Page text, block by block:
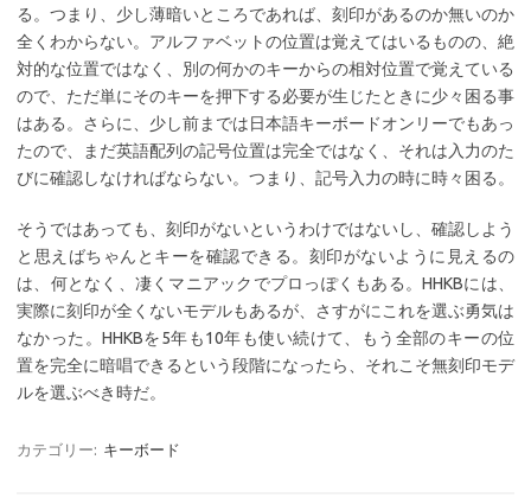
る。つまり、少し薄暗いところであれば、刻印があるのか無いのか
全くわからない。アルファベットの位置は覚えてはいるものの、絶
対的な位置ではなく、別の何かのキーからの相対位置で覚えている
ので、ただ単にそのキーを押下する必要が生じたときに少々困る事
はある。さらに、少し前までは日本語キーボードオンリーでもあっ
たので、まだ英語配列の記号位置は完全ではなく、それは入力のた
びに確認しなければならない。つまり、記号入力の時に時々困る。
そうではあっても、刻印がないというわけではないし、確認しよう
と思えばちゃんとキーを確認できる。刻印がないように見えるの
は、何となく、凄くマニアックでプロっぽくもある。HHKBには、
実際に刻印が全くないモデルもあるが、さすがにこれを選ぶ勇気は
なかった。HHKBを5年も10年も使い続けて、もう全部のキーの位
置を完全に暗唱できるという段階になったら、それこそ無刻印モデ
ルを選ぶべき時だ。
カテゴリー: キーボード